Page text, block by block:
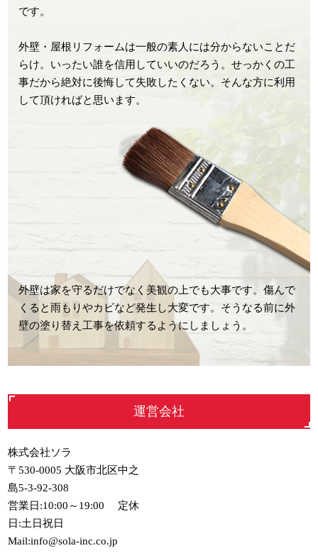
です。
外壁・屋根リフォームは一般の素人には分からないことだ
らけ。いったい誰を信用していいのだろう。せっかくの工
事だから絶対に後悔して失敗したくない。そんな方に利用
して頂ければと思います。
外壁は家を守るだけでなく美観の上でも大事です。傷んで
くると雨もりやカビなど発生し大変です。そうなる前に外
壁の塗り替え工事を依頼するようにしましょう。
運営会社
株式会社ソラ
〒530-0005 大阪市北区中之
島5-3-92-308
営業日:10:00～19:00 定休
日:土日祝日
Mail:info@sola-inc.co.jp